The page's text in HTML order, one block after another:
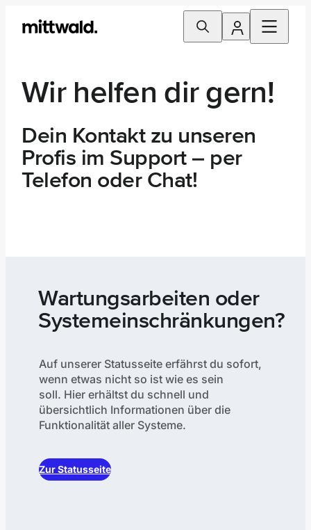
Wir helfen dir gern!
Dein Kontakt zu unseren
Profis im Support – per
Telefon oder Chat!
Wartungsarbeiten oder
Systemeinschränkungen?
Auf unserer Statusseite erfährst du sofort,
wenn etwas nicht so ist wie es sein
soll. Hier erhältst du schnell und
übersichtlich Informationen über die
Funktionalität aller Systeme.
Zur Statusseite